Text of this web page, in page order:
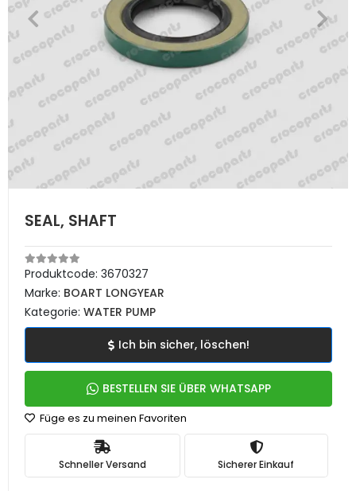
SEAL, SHAFT
Produktcode: 3670327
Marke: BOART LONGYEAR
Kategorie: WATER PUMP
Ich bin sicher, löschen!
BESTELLEN SIE ÜBER WHATSAPP
Füge es zu meinen Favoriten
Schneller Versand Sicherer Einkauf